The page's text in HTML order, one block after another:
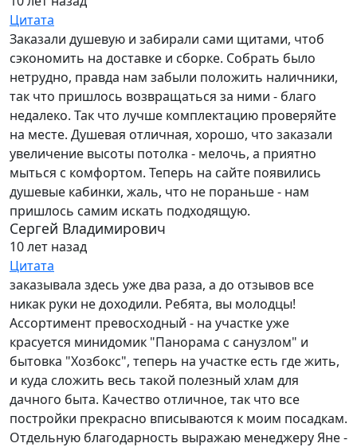
Цитата
Заказали душевую и забирали сами щитами, чтоб
сэкономить на доставке и сборке. Собрать было
нетрудно, правда нам забыли положить наличники,
так что пришлось возвращаться за ними - благо
недалеко. Так что лучше комплектацию проверяйте
на месте. Душевая отличная, хорошо, что заказали
увеличение высоты потолка - мелочь, а приятно
мыться с комфортом. Теперь на сайте появились
душевые кабинки, жаль, что не пораньше - нам
пришлось самим искать подходящую.
Сергей Владимирович
10 лет назад
Цитата
заказывала здесь уже два раза, а до отзывов все
никак руки не доходили. Ребята, вы молодцы!
Ассортимент превосходный - на участке уже
красуется минидомик "Панорама с санузлом" и
бытовка "Хозбокс", теперь на участке есть где жить,
и куда сложить весь такой полезный хлам для
дачного быта. Качество отличное, так что все
постройки прекрасно вписываются к моим посадкам.
Отдельную благодарность выражаю менеджеру Яне -